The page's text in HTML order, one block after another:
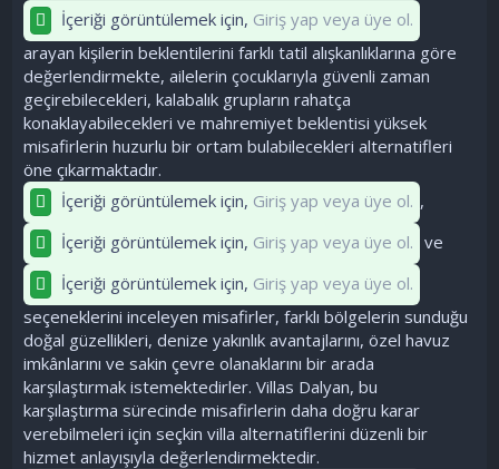
İçeriği görüntülemek için, Giriş yap veya üye ol.
arayan kişilerin beklentilerini farklı tatil alışkanlıklarına göre
değerlendirmekte, ailelerin çocuklarıyla güvenli zaman
geçirebilecekleri, kalabalık grupların rahatça
konaklayabilecekleri ve mahremiyet beklentisi yüksek
misafirlerin huzurlu bir ortam bulabilecekleri alternatifleri
öne çıkarmaktadır.
İçeriği görüntülemek için, Giriş yap veya üye ol. ,
İçeriği görüntülemek için, Giriş yap veya üye ol. ve
İçeriği görüntülemek için, Giriş yap veya üye ol.
seçeneklerini inceleyen misafirler, farklı bölgelerin sunduğu
doğal güzellikleri, denize yakınlık avantajlarını, özel havuz
imkânlarını ve sakin çevre olanaklarını bir arada
karşılaştırmak istemektedirler. Villas Dalyan, bu
karşılaştırma sürecinde misafirlerin daha doğru karar
verebilmeleri için seçkin villa alternatiflerini düzenli bir
hizmet anlayışıyla değerlendirmektedir.